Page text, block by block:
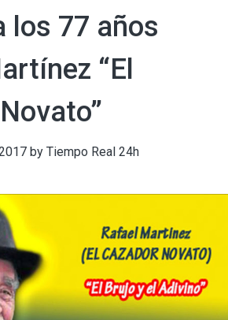
los 77 años
“El
by Tiempo Real 24h